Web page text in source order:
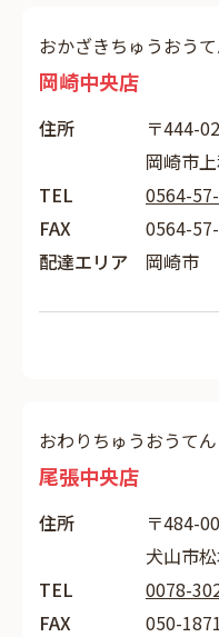
おかざきちゅうおう
岡崎中央店
住所
〒444-
岡崎市
TEL
0564-
FAX
0564-
配達エリア
岡崎市
おわりちゅうおうてん
尾張中央店
住所
〒484-
犬山市
TEL
0078-
FAX
050-